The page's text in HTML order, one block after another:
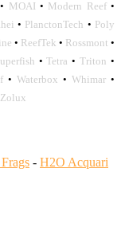
• MOAI • Modern Reef•
• PlanctonTech • Poly
• ReefTek • Rossmont •
•Tetra •Triton •
• Waterbox • Whimar •
Zolux
- H2O Acquari